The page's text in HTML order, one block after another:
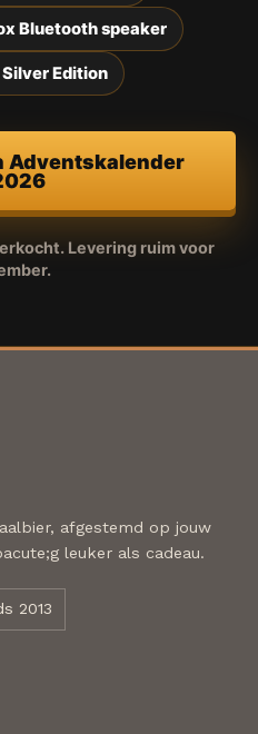
Bluetooth speaker
Edition
Adventskalender
Levering ruim voor
afgestemd op jouw
leuker als cadeau.
2013